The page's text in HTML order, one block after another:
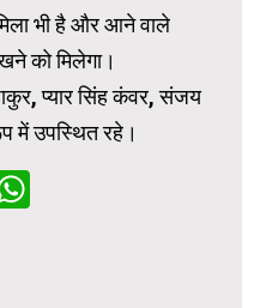
भी है और आने वाले
को मिलेगा।
प्यार सिंह कंवर, संजय
में उपस्थित रहे।